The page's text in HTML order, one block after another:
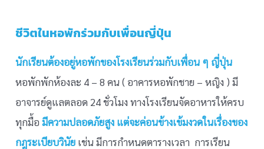
ชีวิตในหอพักร่วมกับเพื่อนญี่ปุ่น
นักเรียนต้องอยู่หอพักของโรงเรียนร่วมกับเพื่อน ๆ ญี่ปุ่น
หอพักพักห้องละ 4 – 8 คน ( อาคารหอพักชาย – หญิง ) มี
อาจารย์ดูแลตลอด 24 ชั่วโมง ทางโรงเรียนจัดอาหารให้ครบ
ทุกมื้อมีความปลอดภัยสูง แต่จะค่อนข้างเข้มงวดในเรื่องของ
กฎระเบียบวินัย เช่น มีการกำหนดตารางเวลา การเรียน